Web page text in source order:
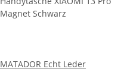
MATADOR Echt Leder